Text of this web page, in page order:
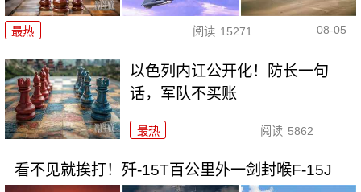
最热 阅读 15271 08-05
以色列内讧公开化！防长一句
话，军队不买账
最热 阅读 5862
看不见就挨打！歼-15T百公里外一剑封喉F-15J